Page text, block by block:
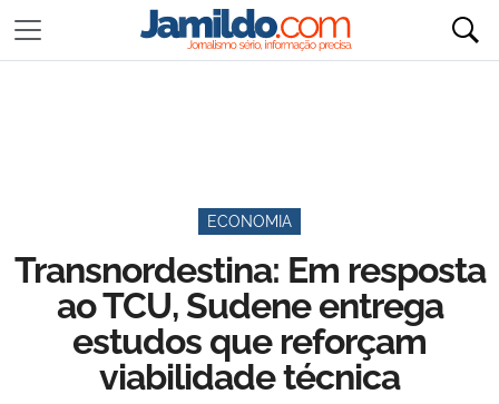
ECONOMIA
Transnordestina: Em resposta
ao TCU, Sudene entrega
estudos que reforçam
viabilidade técnica